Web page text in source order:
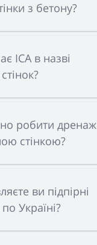
з бетону?
ІСА в назві
робити дренаж
стінкою?
ви підпірні
Україні?